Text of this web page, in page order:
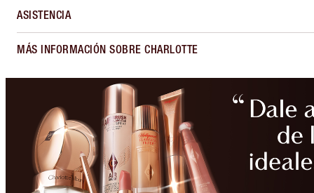
ASISTENCIA
MÁS INFORMACIÓN SOBRE CHARLOTTE